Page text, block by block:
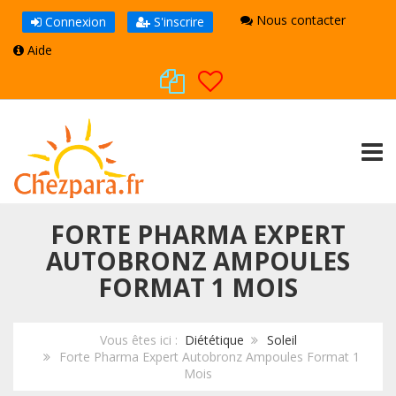
Connexion S'inscrire
Nous contacter
Aide
FORTE PHARMA EXPERT
AUTOBRONZ AMPOULES
FORMAT 1 MOIS
Vous êtes ici : Diététique
Soleil
Forte Pharma Expert Autobronz Ampoules Format 1
Mois